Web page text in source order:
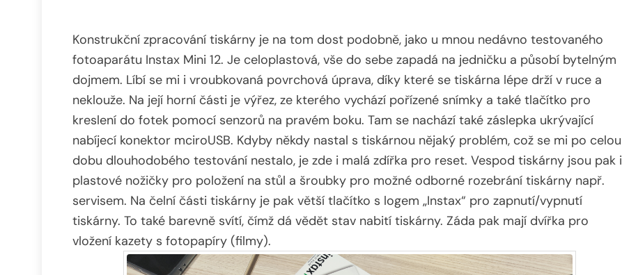
Konstrukční zpracování tiskárny je na tom dost podobně, jako u mnou nedávno testovaného
fotoaparátu Instax Mini 12. Je celoplastová, vše do sebe zapadá na jedničku a působí bytelným
dojmem. Líbí se mi i vroubkovaná povrchová úprava, díky které se tiskárna lépe drží v ruce a
neklouže. Na její horní části je výřez, ze kterého vychází pořízené snímky a také tlačítko pro
kreslení do fotek pomocí senzorů na pravém boku. Tam se nachází také záslepka ukrývající
nabíjecí konektor mciroUSB. Kdyby někdy nastal s tiskárnou nějaký problém, což se mi po celou
dobu dlouhodobého testování nestalo, je zde i malá zdířka pro reset. Vespod tiskárny jsou pak i
plastové nožičky pro položení na stůl a šroubky pro možné odborné rozebrání tiskárny např.
servisem. Na čelní části tiskárny je pak větší tlačítko s logem „Instax“ pro zapnutí/vypnutí
tiskárny. To také barevně svítí, čímž dá vědět stav nabití tiskárny. Záda pak mají dvířka pro
vložení kazety s fotopapíry (filmy).